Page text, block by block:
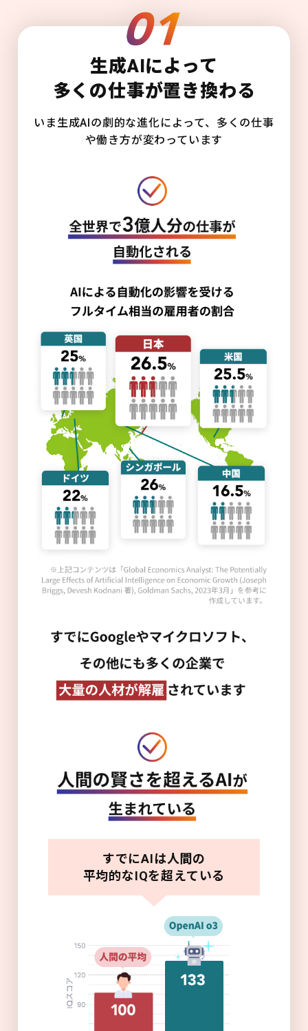
生成AIによって
多くの仕事が置き換わる
いま生成AIの劇的な進化によって、多くの仕事
や働き方が変わっています
すでにAIは人間の
平均的なIQを超えている